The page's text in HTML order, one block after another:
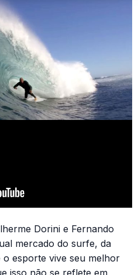
Dorini e Fernando
mercado do surfe, da
o esporte vive seu melhor